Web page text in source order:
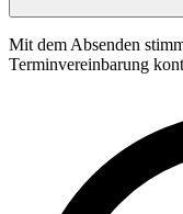
Mit dem Absenden
Terminvereinbarung